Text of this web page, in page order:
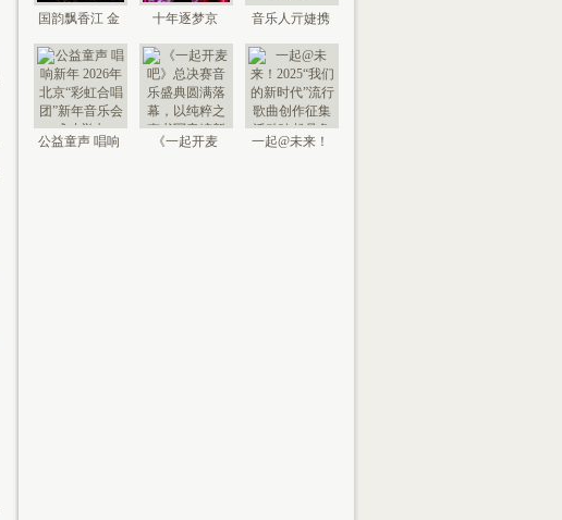
国韵飘香江 金
钟鸣未来 “时代
国
十年逐梦京
城，以艺传情
家乡——
音乐人亓婕携
新歌《歌声里
的草
公益童声 唱响
《一起开麦
一起@未来！